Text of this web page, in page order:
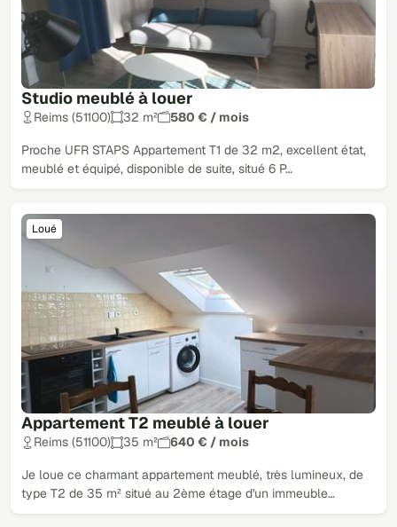
Studio meublé à louer
Reims (51100) 32 m² 580 € / mois
Proche UFR STAPS Appartement T1 de 32 m2, excellent état,
meublé et équipé, disponible de suite, situé 6 P…
Appartement T2 meublé à louer
Loué
Reims (51100) 35 m² 640 € / mois
Je loue ce charmant appartement meublé, très lumineux, de
type T2 de 35 m² situé au 2ème étage d'un immeuble…